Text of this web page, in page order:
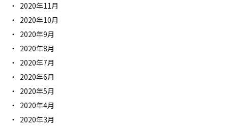
2020年11月
2020年10月
2020年9月
2020年8月
2020年7月
2020年6月
2020年5月
2020年4月
2020年3月